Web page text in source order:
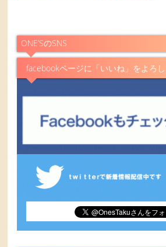
ONE’SのSNS
facebookページに「いいね」をよろ